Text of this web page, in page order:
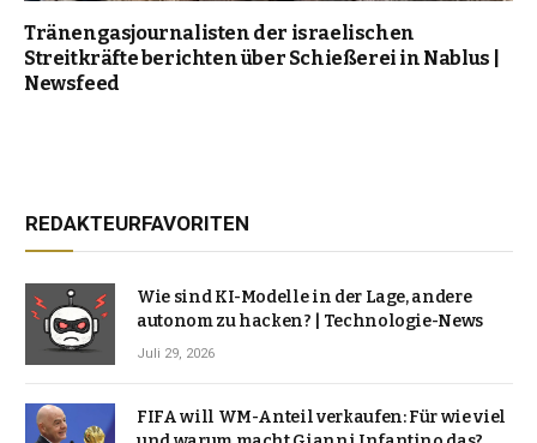
Tränengasjournalisten der israelischen
Streitkräfte berichten über Schießerei in Nablus |
Newsfeed
REDAKTEURFAVORITEN
Wie sind KI-Modelle in der Lage, andere
autonom zu hacken? | Technologie-News
Juli 29, 2026
FIFA will WM-Anteil verkaufen: Für wie viel